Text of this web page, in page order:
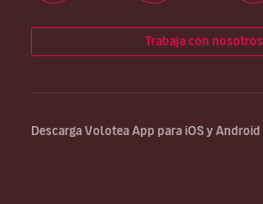
Trabaja con nosotros
Descarga Volotea App para iOS y Android